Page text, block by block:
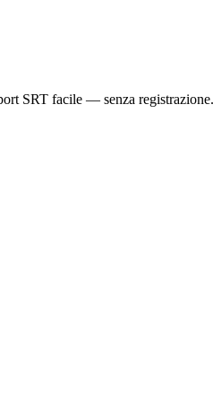
SRT facile — senza registrazione.